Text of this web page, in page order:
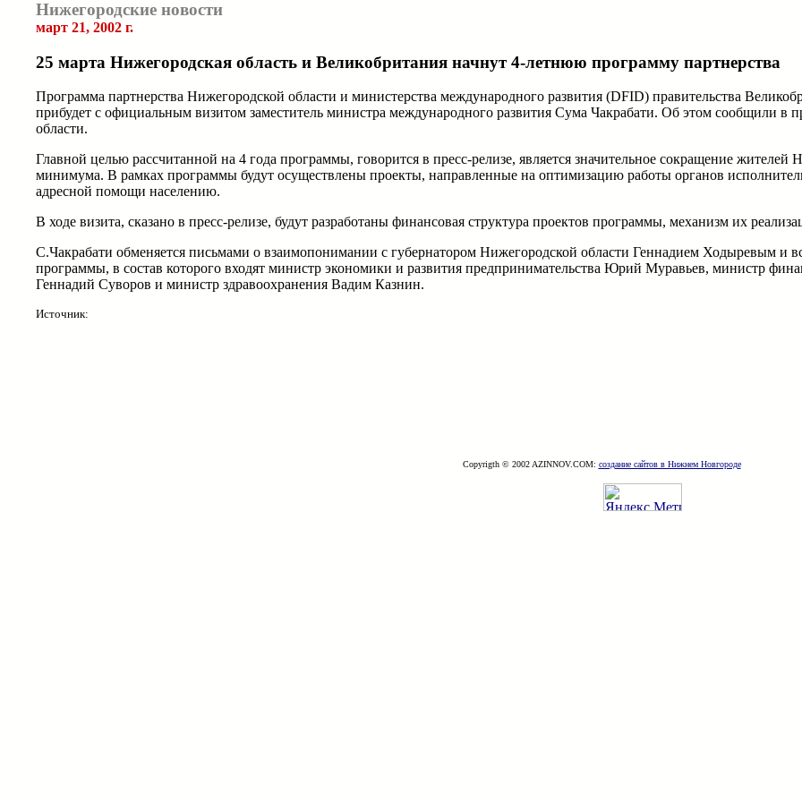
Нижегородские новости
март 21, 2002 г.
25 марта Нижегородская область и Великобритания начнут 4-летнюю программу партнерства
Программа партнерства Нижегородской области и министерства международного развития (DFID) правительства
прибудет с официальным визитом заместитель министра международного развития Сума Чакрабати. Об этом сообщили в
области.
Главной целью рассчитанной на 4 года программы, говорится в пресс-релизе, является значительное сокращение
минимума. В рамках программы будут осуществлены проекты, направленные на оптимизацию работы органов
адресной помощи населению.
В ходе визита, сказано в пресс-релизе, будут разработаны финансовая структура проектов программы, механизм их
С.Чакрабати обменяется письмами о взаимопонимании с губернатором Нижегородской области Геннадием Ходыревым и
программы, в состав которого входят министр экономики и развития предпринимательства Юрий Муравьев, министр
Геннадий Суворов и министр здравоохранения Вадим Казнин.
Источник:
Copyrigth © 2002 AZINNOV.COM: создание сайтов в Нижнем Новгороде